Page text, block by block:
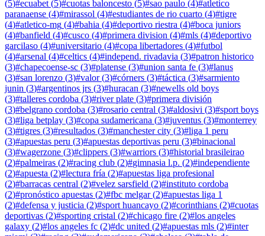
(5)#ecuabet (5)#cuotas baloncesto (5)#sao paulo (4)#atletico
paranaense (4)#mirassol (4)#estudiantes de rio cuarto (4)#tigre
(4)#atletico-mg (4)#bahia (4)#deportivo riestra (4)#boca juniors
(4)#banfield (4)#cusco (4)#primera division (4)#mls (4)#deportivo
garcilaso (4)#universitario (4)#copa libertadores (4)#futbol
(4)#arsenal (4)#celtics (4)#independ. rivadavia (3)#patron historico
(3)#chapecoense-sc (3)#platense (3)#union santa fe (3)#lanus
(3)#san lorenzo (3)#valor(3)#córners (3)#táctica (3)#sarmiento
junin (3)#argentinos jrs (3)#huracan (3)#newells old boys
(3)#talleres cordoba (3)#river plate (3)#primera división
(3)#belgrano cordoba (3)#rosario central (3)#aldosivi (3)#sport boys
(3)#liga betplay (3)#copa sudamericana (3)#juventus (3)#monterrey
(3)#tigres (3)#resultados (3)#manchester city (3)#liga 1 peru
(3)#apuestas peru (3)#apuestas deportivas peru (3)#binacional
(3)#wagerzone (3)#clippers (3)#warriors (3)#historial brasileirao
(2)#palmeiras (2)#racing club (2)#gimnasia l.p. (2)#independiente
(2)#apuesta (2)#lectura fría (2)#apuestas liga profesional
(2)#barracas central (2)#velez sarsfield (2)#instituto cordoba
(2)#pronóstico apuestas (2)#fbc melgar(2)#apuestas liga 1
(2)#defensa y justicia (2)#sport huancayo (2)#corinthians (2)#cuotas
deportivas (2)#sporting cristal (2)#chicago fire (2)#los angeles
galaxy (2)#los angeles fc (2)#dc united (2)#apuestas mls (2)#inter